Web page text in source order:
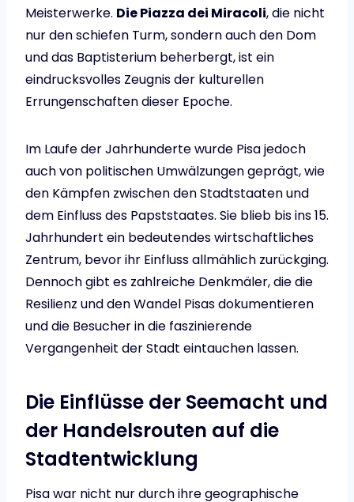
Meisterwerke. Die Piazza dei Miracoli, die nicht
nur den schiefen Turm, sondern auch den Dom
und das Baptisterium beherbergt, ist ein
eindrucksvolles Zeugnis der kulturellen
Errungenschaften dieser Epoche.
Im Laufe der Jahrhunderte wurde Pisa jedoch
auch von politischen Umwälzungen geprägt, wie
den Kämpfen zwischen den Stadtstaaten und
dem Einfluss des Papststaates. Sie blieb bis ins 15.
Jahrhundert ein bedeutendes wirtschaftliches
Zentrum, bevor ihr Einfluss allmählich zurückging.
Dennoch gibt es zahlreiche Denkmäler, die die
Resilienz und den Wandel Pisas dokumentieren
und die Besucher in die faszinierende
Vergangenheit der Stadt eintauchen lassen.
Die Einflüsse der Seemacht und
der Handelsrouten auf die
Stadtentwicklung
Pisa war nicht nur durch ihre geographische